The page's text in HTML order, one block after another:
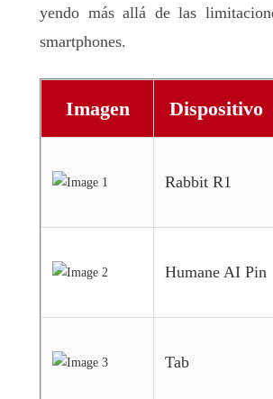
yendo más allá de las
smartphones.
Imagen Dispositivo
Rabbit R1
Humane AI Pin
Tab